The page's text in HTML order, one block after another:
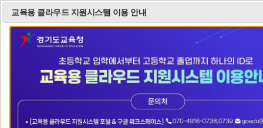
검색
통
합
검
색
기
교육용 클라우드 지원시스템 이용 안내